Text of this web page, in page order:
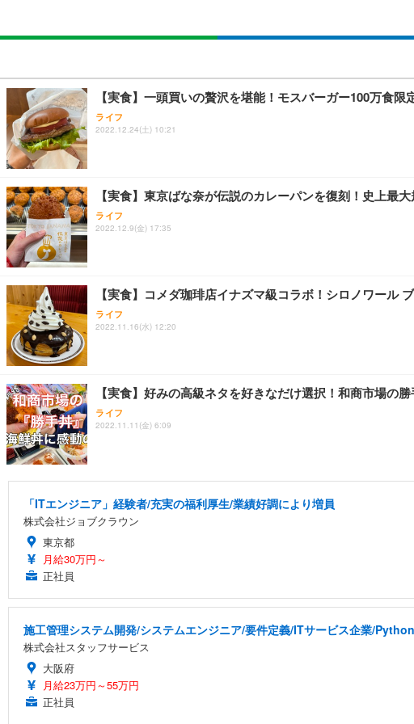
【実食】一頭買いの贅沢を堪能！モスバーガー100万食限
ライフ
2022.12.24(土) 10:21
【実食】東京ばな奈が伝説のカレーパンを復刻！史上最
ライフ
2022.12.9(金) 17:35
【実食】コメダ珈琲店イナズマ級コラボ！シロノワール
ライフ
2022.11.16(水) 12:20
【実食】好みの高級ネタを好きなだけ選択！和商市場の勝
ライフ
2022.11.11(金) 6:09
「ITエンジニア」経験者/充実の福利厚生/業績好調により増員
株式会社ジョブクラウン
東京都
月給30万円～
正社員
施工管理システム開発/システムエンジニア/要件定義/ITサービス企業/Python
株式会社スタッフサービス
大阪府
月給23万円～55万円
正社員